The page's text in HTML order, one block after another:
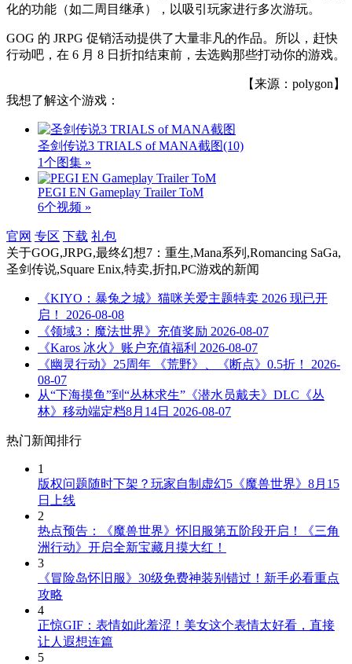
化的功能（如二周目继承），以吸引玩家进行多次游玩。
GOG 的 JRPG 促销活动提供了大量非凡的作品。所以，赶快
行动吧，在 6 月 8 日折扣结束前，去选购那些打动你的游戏。
【来源：polygon】
我想了解这个游戏：
圣剑传说3 TRIALS of MANA截图(10)
1个图集 »
PEGI EN Gameplay Trailer ToM
6个视频 »
官网 专区 下载 礼包
关于GOG,JRPG,最终幻想7：重生,Mana系列,Romancing SaGa,
圣剑传说,Square Enix,特卖,折扣,PC游戏的新闻
《KIYO：暴兔之城》猫咪关爱主题特卖 2026 现已开
启！
2026-08-08
《领域3：魔法世界》充值奖励 2026-08-07
《Karos 冰火》账户充值福利 2026-08-07
《幽灵行动》25周年 《荒野》、《断点》0.5折！
2026-
08-07
从“下海摸鱼”到“丛林求生”《潜水员戴夫》DLC《丛
林》移动端定档8月14日 2026-08-07
热门新闻排行
1
版权问题随时下架？玩家自制虚幻5《魔兽世界》8月15
日上线
2
热点预告：《魔兽世界》怀旧服第五阶段开启！《三角
洲行动》开启全新宝藏月摸大红！
3
《冒险岛怀旧服》30级免费神装别错过！新手必看重点
攻略
4
正惊GIF：表情如此羞涩！美女这个表情太好看，直接
让人遐想连篇
5